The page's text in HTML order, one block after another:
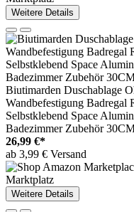
Weitere Details
Biutimarden Duschablage
Wandbefestigung Badregal
Selbstklebend Space
Badezimmer Zubehör
26,99 €*
ab 3,99 € Versand
Marktplatz
Weitere Details